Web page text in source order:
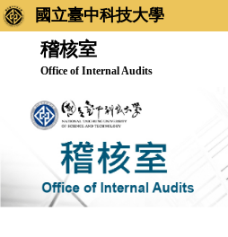
跳
到
國立臺中科技大學
稽核室
Office of Internal Audits